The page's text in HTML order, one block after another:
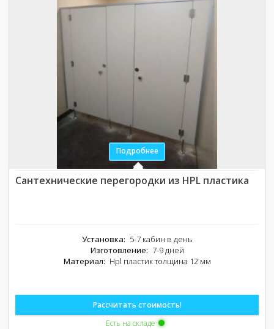
Подробнее
Сантехнические перегородки из HPL пластика
Установка: 5-7 кабин в день
Изготовление: 7-9 дней
Материал: Hpl пластик толщина 12 мм
Рассчитать стоимость!
Есть на складе